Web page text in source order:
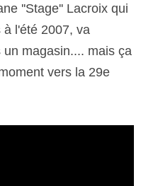
''Stage'' Lacroix qui
l'été 2007, va
magasin.... mais ça
vers la 29e